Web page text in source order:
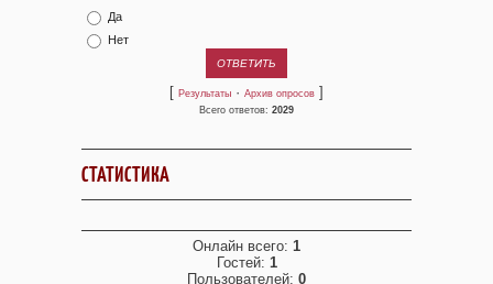
Да
Нет
[ Результаты · Архив опросов ]
Всего ответов: 2029
СТАТИСТИКА
Онлайн всего: 1
Гостей: 1
Пользователей: 0